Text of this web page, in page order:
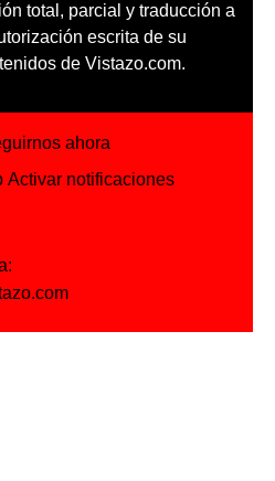
total, parcial y traducción a
escrita de su
de Vistazo.com.
ahora
Activar notificaciones